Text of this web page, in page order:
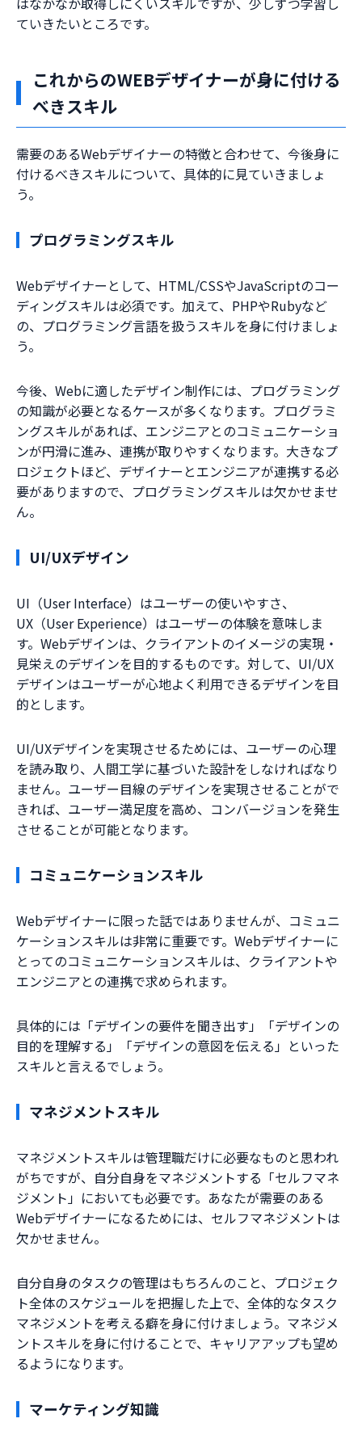
ていきたいところです。
これからのWEBデザイナーが身に付ける
べきスキル
需要のあるWebデザイナーの特徴と合わせて、今後身に
付けるべきスキルについて、具体的に見ていきましょ
う。
プログラミングスキル
Webデザイナーとして、HTML/CSSやJavaScriptのコー
ディングスキルは必須です。加えて、PHPやRubyなど
の、プログラミング言語を扱うスキルを身に付けましょ
う。
今後、Webに適したデザイン制作には、プログラミング
の知識が必要となるケースが多くなります。プログラミ
ングスキルがあれば、エンジニアとのコミュニケーショ
ンが円滑に進み、連携が取りやすくなります。大きなプ
ロジェクトほど、デザイナーとエンジニアが連携する必
要がありますので、プログラミングスキルは欠かせませ
ん。
UI/UXデザイン
UI（User Interface）はユーザーの使いやすさ、
UX（User Experience）はユーザーの体験を意味しま
す。Webデザインは、クライアントのイメージの実現・
見栄えのデザインを目的するものです。対して、UI/UX
デザインはユーザーが心地よく利用できるデザインを目
的とします。
UI/UXデザインを実現させるためには、ユーザーの心理
を読み取り、人間工学に基づいた設計をしなければなり
ません。ユーザー目線のデザインを実現させることがで
きれば、ユーザー満足度を高め、コンバージョンを発生
させることが可能となります。
コミュニケーションスキル
Webデザイナーに限った話ではありませんが、コミュニ
ケーションスキルは非常に重要です。Webデザイナーに
とってのコミュニケーションスキルは、クライアントや
エンジニアとの連携で求められます。
具体的には「デザインの要件を聞き出す」「デザインの
目的を理解する」「デザインの意図を伝える」といった
スキルと言えるでしょう。
マネジメントスキル
マネジメントスキルは管理職だけに必要なものと思われ
がちですが、自分自身をマネジメントする「セルフマネ
ジメント」においても必要です。あなたが需要のある
Webデザイナーになるためには、セルフマネジメントは
欠かせません。
自分自身のタスクの管理はもちろんのこと、プロジェク
ト全体のスケジュールを把握した上で、全体的なタスク
マネジメントを考える癖を身に付けましょう。マネジメ
ントスキルを身に付けることで、キャリアアップも望め
るようになります。
マーケティング知識